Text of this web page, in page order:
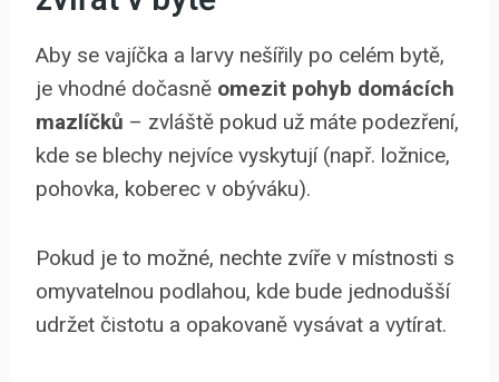
Aby se vajíčka a larvy nešířily po celém bytě,
je vhodné dočasně omezit pohyb domácích
mazlíčků – zvláště pokud už máte podezření,
kde se blechy nejvíce vyskytují (např. ložnice,
pohovka, koberec v obýváku).
Pokud je to možné, nechte zvíře v místnosti s
omyvatelnou podlahou, kde bude jednodušší
udržet čistotu a opakovaně vysávat a vytírat.